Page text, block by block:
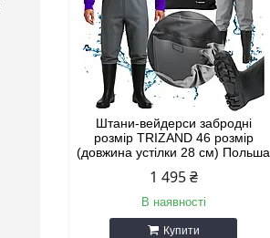
Штани-вейдерси забродні
розмір TRIZAND 46 розмір
(довжина устілки 28 см) Польша
1 495 ₴
В наявності
Купити